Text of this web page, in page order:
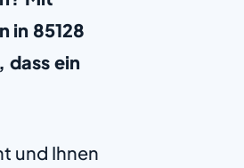
in 85128
dass ein
und Ihnen